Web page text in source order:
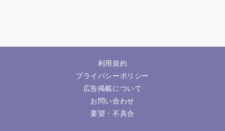
利用規約
プライバシーポリシー
広告掲載について
お問い合わせ
要望・不具合